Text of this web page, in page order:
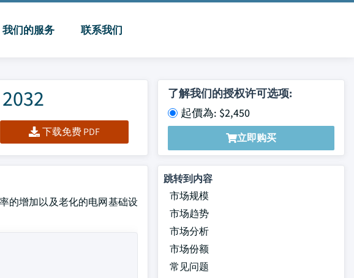
我们的服务 联系我们
下载免费 PDF
了解我们的授权许可选项:
起價為: $2,450
立即购买
的增加以及老化的电网基础设
跳转到内容
市场规模
市场趋势
市场分析
市场份额
常见问题